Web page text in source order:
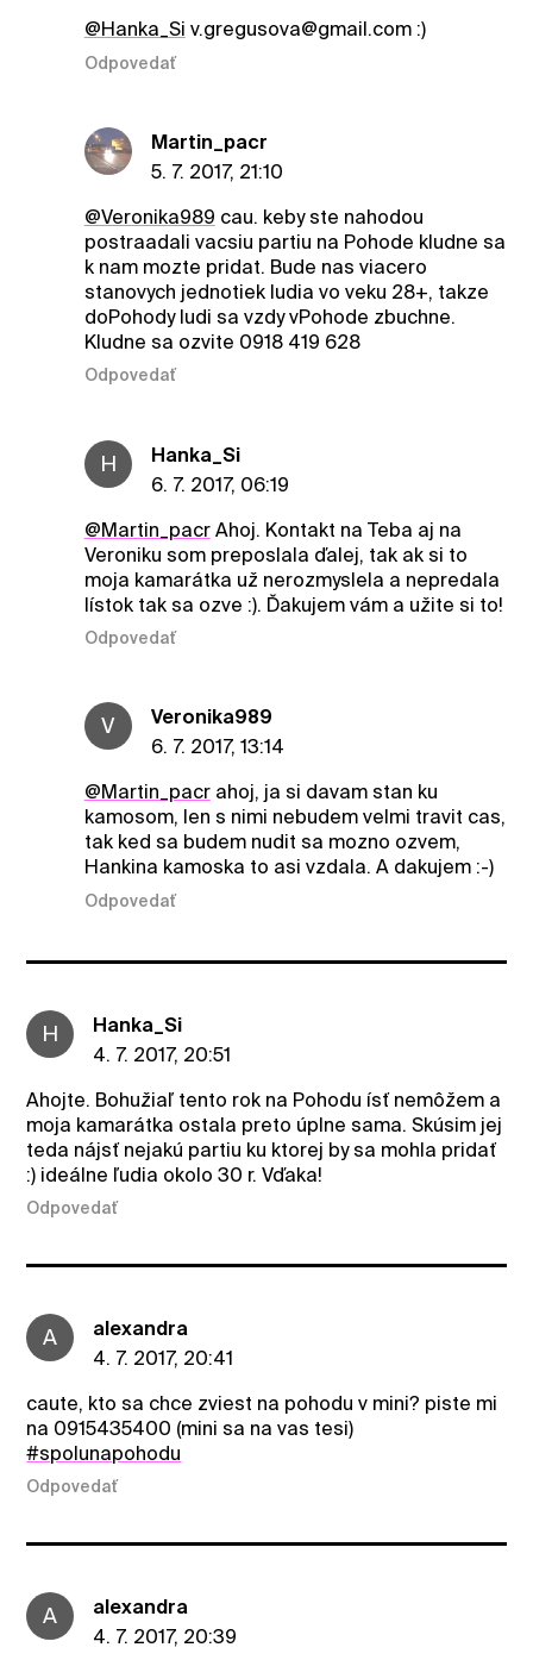
@Hanka_Si v.gregusova@gmail.com :)
Odpovedať
Martin_pacr
5. 7. 2017, 21:10
@Veronika989 cau. keby ste nahodou
postraadali vacsiu partiu na Pohode kludne sa
k nam mozte pridat. Bude nas viacero
stanovych jednotiek ludia vo veku 28+, takze
doPohody ludi sa vzdy vPohode zbuchne.
Kludne sa ozvite 0918 419 628
Odpovedať
H
Hanka_Si
6. 7. 2017, 06:19
@Martin_pacrAhoj. Kontakt na Teba aj na
Veroniku som preposlala ďalej, tak ak si to
moja kamarátka už nerozmyslela a nepredala
lístok tak sa ozve :). Ďakujem vám a užite si to!
Odpovedať
V
Veronika989
6. 7. 2017, 13:14
@Martin_pacrahoj, ja si davam stan ku
kamosom, len s nimi nebudem velmi travit cas,
tak ked sa budem nudit sa mozno ozvem,
Hankina kamoska to asi vzdala. A dakujem :-)
Odpovedať
H
Hanka_Si
4. 7. 2017, 20:51
Ahojte. Bohužiaľ tento rok na Pohodu ísť nemôžem a
moja kamarátka ostala preto úplne sama. Skúsim jej
teda nájsť nejakú partiu ku ktorej by sa mohla pridať
:) ideálne ľudia okolo 30 r. Vďaka!
Odpovedať
A
alexandra
4. 7. 2017, 20:41
caute, kto sa chce zviest na pohodu v mini? piste mi
na 0915435400 (mini sa na vas tesi)
#spolunapohodu
Odpovedať
A
alexandra
4. 7. 2017, 20:39